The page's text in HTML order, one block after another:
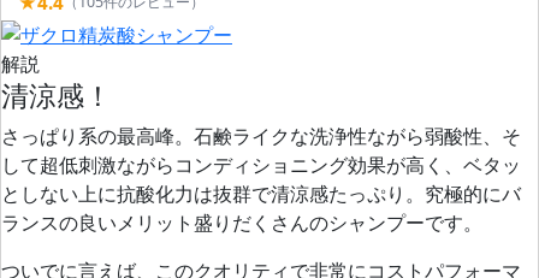
解説
清涼感！
さっぱり系の最高峰。石鹸ライクな洗浄性ながら弱酸性、そ
して超低刺激ながらコンディショニング効果が高く、ベタッ
としない上に抗酸化力は抜群で清涼感たっぷり。究極的にバ
ランスの良いメリット盛りだくさんのシャンプーです。
ついでに言えば、このクオリティで非常にコストパフォーマ